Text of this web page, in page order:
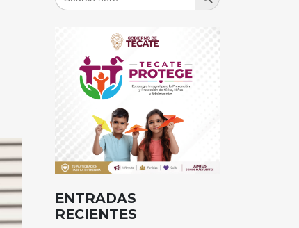
ENTRADAS
RECIENTES